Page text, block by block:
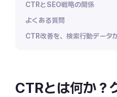
CTRとSEO戦略の関係
よくある質問
CTR改善を、検索行動データ
CTRとは何か？